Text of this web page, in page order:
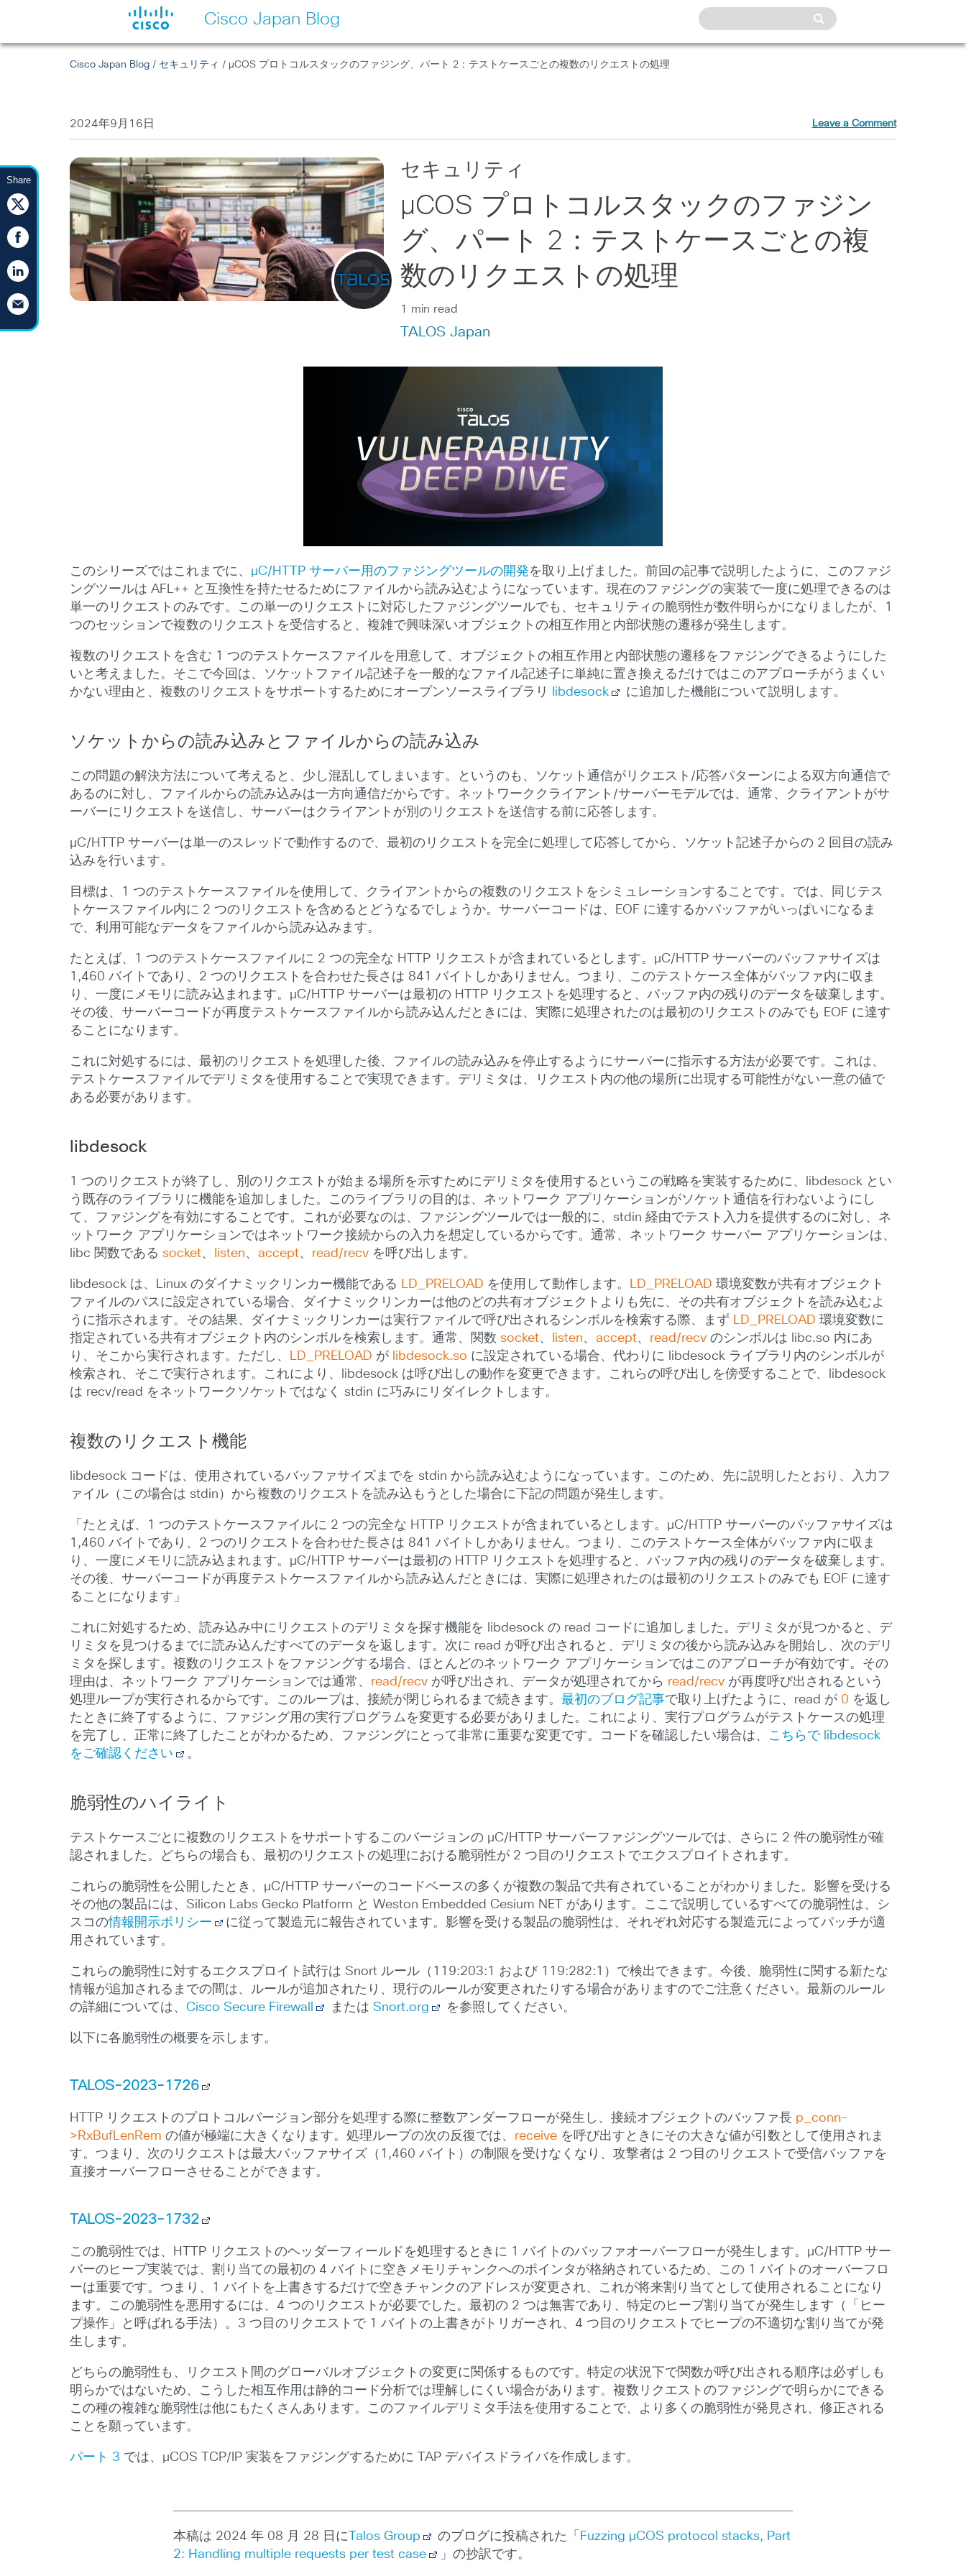
Cisco Japan Blog
Share
Cisco Japan Blog / セキュリティ / μCOS プロトコルスタックのファジング、パート 2：テストケースごとの複数のリクエストの処理
2024年9月16日 Leave a Comment
セキュリティ
μCOS プロトコルスタックのファジン
グ、パート 2：テストケースごとの複
数のリクエストの処理
1 min read
TALOS Japan
このシリーズではこれまでに、 µC/HTTP サーバー用のファジングツールの開発を取り上げました。前回の記事で説明したように、このファジ
ングツールは AFL++ と互換性を持たせるためにファイルから読み込むようになっています。現在のファジングの実装で一度に処理できるのは
単一のリクエストのみです。 この単一のリクエストに対応したファジングツールでも、セキュリティの脆弱性が数件明らかになりましたが、1
つのセッションで複数のリクエストを受信すると、複雑で興味深いオブジェクトの相互作用と内部状態の遷移が発生します。
複数のリクエストを含む 1 つのテストケースファイルを用意して、オブジェクトの相互作用と内部状態の遷移をファジングできるようにした
いと考えました。そこで今回は、ソケットファイル記述子を一般的なファイル記述子に単純に置き換えるだけではこのアプローチがうまくい
かない理由と、複数のリクエストをサポートするためにオープンソースライブラリ
libdesock に追加した機能について説明します。
ソケットからの読み込みとファイルからの読み込み
この問題の解決方法について考えると、少し混乱してしまいます。というのも、ソケット通信がリクエスト/応答パターンによる双方向通信で
あるのに対し、ファイルからの読み込みは一方向通信だからです。ネットワーククライアント/サーバーモデルでは、通常、クライアントがサ
ーバーにリクエストを送信し、サーバーはクライアントが別のリクエストを送信する前に応答します。
µC/HTTP サーバーは単一のスレッドで動作するので、最初のリクエストを完全に処理して応答してから、ソケット記述子からの 2 回目の読み
込みを行います。
目標は、1 つのテストケースファイルを使用して、クライアントからの複数のリクエストをシミュレーションすることです。では、同じテス
トケースファイル内に 2 つのリクエストを含めるとどうなるでしょうか。サーバーコードは、EOF に達するかバッファがいっぱいになるま
で、利用可能なデータをファイルから読み込みます。
たとえば、1 つのテストケースファイルに 2 つの完全な HTTP リクエストが含まれているとします。µC/HTTP サーバーのバッファサイズは
1,460 バイトであり、2 つのリクエストを合わせた長さは 841 バイトしかありません。つまり、このテストケース全体がバッファ内に収ま
り、一度にメモリに読み込まれます。µC/HTTP サーバーは最初の HTTP リクエストを処理すると、バッファ内の残りのデータを破棄します。
その後、サーバーコードが再度テストケースファイルから読み込んだときには、実際に処理されたのは最初のリクエストのみでも EOF に達す
ることになります。
これに対処するには、最初のリクエストを処理した後、ファイルの読み込みを停止するようにサーバーに指示する方法が必要です。これは、
テストケースファイルでデリミタを使用することで実現できます。デリミタは、リクエスト内の他の場所に出現する可能性がない一意の値で
ある必要があります。
libdesock
1 つのリクエストが終了し、別のリクエストが始まる場所を示すためにデリミタを使用するというこの戦略を実装するために、libdesock とい
う既存のライブラリに機能を追加しました。このライブラリの目的は、ネットワーク アプリケーションがソケット通信を行わないようにし
て、ファジングを有効にすることです。これが必要なのは、ファジングツールでは一般的に、stdin 経由でテスト入力を提供するのに対し、ネ
ットワーク アプリケーションではネットワーク接続からの入力を想定しているからです。通常、ネットワーク サーバー アプリケーションは、
libc 関数であるsocket、 listen、accept、 read/recv を呼び出します。
libdesock は、Linux のダイナミックリンカー機能である LD_PRELOAD を使用して動作します。 LD_PRELOAD 環境変数が共有オブジェクト
ファイルのパスに設定されている場合、ダイナミックリンカーは他のどの共有オブジェクトよりも先に、その共有オブジェクトを読み込むよ
うに指示されます。その結果、ダイナミックリンカーは実行ファイルで呼び出されるシンボルを検索する際、まず LD_PRELOAD 環境変数に
指定されている共有オブジェクト内のシンボルを検索します。通常、関数socket、 listen、accept、 read/recv のシンボルは libc.so 内にあ
り、そこから実行されます。ただし、 LD_PRELOAD が libdesock.so に設定されている場合、代わりに libdesock ライブラリ内のシンボルが
検索され、そこで実行されます。これにより、libdesock は呼び出しの動作を変更できます。これらの呼び出しを傍受することで、libdesock
は recv/read をネットワークソケットではなく stdin に巧みにリダイレクトします。
複数のリクエスト機能
libdesock コードは、使用されているバッファサイズまでを stdin から読み込むようになっています。このため、先に説明したとおり、入力フ
ァイル（この場合は stdin）から複数のリクエストを読み込もうとした場合に下記の問題が発生します。
「たとえば、1 つのテストケースファイルに 2 つの完全な HTTP リクエストが含まれているとします。µC/HTTP サーバーのバッファサイズは
1,460 バイトであり、2 つのリクエストを合わせた長さは 841 バイトしかありません。つまり、このテストケース全体がバッファ内に収ま
り、一度にメモリに読み込まれます。µC/HTTP サーバーは最初の HTTP リクエストを処理すると、バッファ内の残りのデータを破棄します。
その後、サーバーコードが再度テストケースファイルから読み込んだときには、実際に処理されたのは最初のリクエストのみでも EOF に達す
ることになります」
これに対処するため、読み込み中にリクエストのデリミタを探す機能を libdesock の read コードに追加しました。デリミタが見つかると、デ
リミタを見つけるまでに読み込んだすべてのデータを返します。次に read が呼び出されると、デリミタの後から読み込みを開始し、次のデリ
ミタを探します。複数のリクエストをファジングする場合、ほとんどのネットワーク アプリケーションではこのアプローチが有効です。その
理由は、ネットワーク アプリケーションでは通常、 read/recv が呼び出され、データが処理されてから read/recv が再度呼び出されるという
処理ループが実行されるからです。このループは、接続が閉じられるまで続きます。最初のブログ記事で取り上げたように、read が 0 を返し
たときに終了するように、ファジング用の実行プログラムを変更する必要がありました。これにより、実行プログラムがテストケースの処理
を完了し、正常に終了したことがわかるため、ファジングにとって非常に重要な変更です。コードを確認したい場合は、 こちらで libdesock
をご確認ください
。
脆弱性のハイライト
テストケースごとに複数のリクエストをサポートするこのバージョンの µC/HTTP サーバーファジングツールでは、さらに 2 件の脆弱性が確
認されました。どちらの場合も、最初のリクエストの処理における脆弱性が 2 つ目のリクエストでエクスプロイトされます。
これらの脆弱性を公開したとき、µC/HTTP サーバーのコードベースの多くが複数の製品で共有されていることがわかりました。影響を受ける
その他の製品には、Silicon Labs Gecko Platform と Weston Embedded Cesium NET があります。ここで説明しているすべての脆弱性は、シ
スコの情報開示ポリシー
に従って製造元に報告されています。影響を受ける製品の脆弱性は、それぞれ対応する製造元によってパッチが適
用されています。
これらの脆弱性に対するエクスプロイト試行は Snort ルール（119:203:1 および 119:282:1）で検出できます。今後、脆弱性に関する新たな
情報が追加されるまでの間は、ルールが追加されたり、現行のルールが変更されたりする場合がありますのでご注意ください。最新のルール
の詳細については、Cisco Secure Firewall またはSnort.org を参照してください。
以下に各脆弱性の概要を示します。
TALOS-2023-1726
HTTP リクエストのプロトコルバージョン部分を処理する際に整数アンダーフローが発生し、接続オブジェクトのバッファ長 p_conn-
>RxBufLenRem の値が極端に大きくなります。処理ループの次の反復では、 receive を呼び出すときにその大きな値が引数として使用されま
す。つまり、次のリクエストは最大バッファサイズ（1,460 バイト）の制限を受けなくなり、攻撃者は 2 つ目のリクエストで受信バッファを
直接オーバーフローさせることができます。
TALOS-2023-1732
この脆弱性では、HTTP リクエストのヘッダーフィールドを処理するときに 1 バイトのバッファオーバーフローが発生します。µC/HTTP サー
バーのヒープ実装では、割り当ての最初の 4 バイトに空きメモリチャンクへのポインタが格納されているため、この 1 バイトのオーバーフロ
ーは重要です。つまり、1 バイトを上書きするだけで空きチャンクのアドレスが変更され、これが将来割り当てとして使用されることになり
ます。この脆弱性を悪用するには、4 つのリクエストが必要でした。最初の 2 つは無害であり、特定のヒープ割り当てが発生します（「ヒー
プ操作」と呼ばれる手法）。3 つ目のリクエストで 1 バイトの上書きがトリガーされ、4 つ目のリクエストでヒープの不適切な割り当てが発
生します。
どちらの脆弱性も、リクエスト間のグローバルオブジェクトの変更に関係するものです。特定の状況下で関数が呼び出される順序は必ずしも
明らかではないため、こうした相互作用は静的コード分析では理解しにくい場合があります。複数リクエストのファジングで明らかにできる
この種の複雑な脆弱性は他にもたくさんあります。このファイルデリミタ手法を使用することで、より多くの脆弱性が発見され、修正される
ことを願っています。
パート 3 では、μCOS TCP/IP 実装をファジングするために TAP デバイスドライバを作成します。
本稿は 2024 年 08 月 28 日に Talos Group のブログに投稿された「 Fuzzing µCOS protocol stacks, Part
2: Handling multiple requests per test case
」の抄訳です。